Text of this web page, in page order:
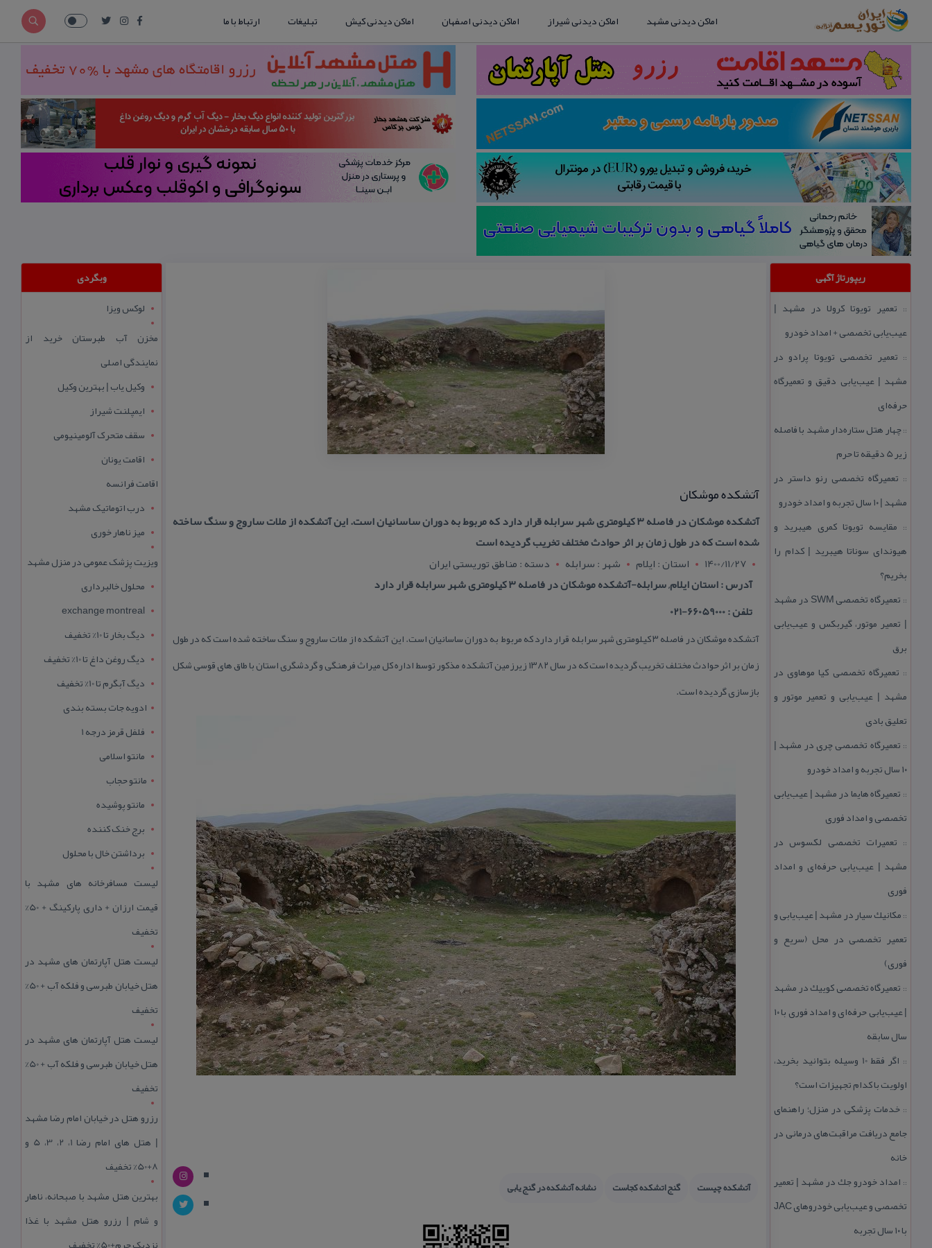
اماکن دیدنی مشهد اماکن دیدنی شیراز اماکن دیدنی اصفهان اماکن دیدنی کیش تبلیغات ارتباط با ما
ریپورتاژ آگهی
:: تعمیر تویوتا كرولا در مشهد |
عیب‌یابی تخصصی + امداد خودرو
:: تعمیر تخصصی تویوتا پرادو در
مشهد | عیب‌یابی دقیق و تعمیرگاه
حرفه‌ای
::چهار هتل‌ ستاره‌دار مشهد با فاصله
زیر 5 دقیقه تا حرم
:: تعمیرگاه تخصصی رنو داستر در
مشهد | ۱۰ سال تجربه و امداد خودرو
:: مقایسه تویوتا كمری هیبرید و
هیوندای سوناتا هیبرید | كدام را
بخریم؟
::
تعمیرگاه تخصصی SWM در مشهد
| تعمیر موتور، گیربكس و عیب‌یابی
برق
:: تعمیرگاه تخصصی كیا موهاوی در
مشهد | عیب‌یابی و تعمیر موتور و
تعلیق بادی
:: تعمیرگاه تخصصی چری در مشهد |
۱۰ سال تجربه و امداد خودرو
:: تعمیرگاه هایما در مشهد | عیب‌یابی
تخصصی و امداد فوری
:: تعمیرات تخصصی لكسوس در
مشهد | عیب‌یابی حرفه‌ای و امداد
فوری
:: مكانیك سیار در مشهد | عیب‌یابی و
تعمیر تخصصی در محل (سریع و
فوری)
:: تعمیرگاه تخصصی كوییك در مشهد
| عیب‌یابی حرفه‌ای و امداد فوری با ۱۰
سال سابقه
::
اگر فقط 10 وسیله بتوانید بخرید،
اولویت با كدام تجهیزات است؟
:: خدمات پزشكی در منزل؛ راهنمای
جامع دریافت مراقبت‌های درمانی در
خانه
:: امداد خودرو جك در مشهد | تعمیر
تخصصی و عیب‌یابی خودروهای JAC
با ۱۰ سال تجربه
آتشكده موشكان
آتشكده موشكان در فاصله ۳ كیلومتری شهر سرابله قرار دارد كه مربوط به دوران ساسانیان است. این آتشكده از ملات ساروج و سنگ ساخته
شده است كه در طول زمان بر اثر حوادث مختلف تخریب گردیده است
1400/11/27
استان : ايلام شهر : سرابله
دسته : مناطق توریستی ایران
آدرس : استان ایلام, سرابله-آتشكده موشكان در فاصله ۳ كیلومتری شهر سرابله قرار دارد
تلفن : 66059000-021
آتشكده موشكان در فاصله ۳ كیلومتری شهر سرابله قرار دارد كه مربوط به دوران ساسانیان است. این آتشكده از ملات ساروج و سنگ ساخته شده است كه در طول
زمان بر اثر حوادث مختلف تخریب گردیده است كه در سال ۱۳۸۲ زیرزمین آتشكده مذكور توسط اداره كل میراث فرهنگی و گردشگری استان با طاق های قوسی شكل
بازسازی گردیده است.
آتشكده چیست گنج اتشكده كجاست نشانه آتشكده در گنج یابی
وبگردی
لوکس ویزا
مخزن آب طبرستان خرید از
نمایندگی اصلی
وکیل یاب | بهترین وکیل
ایمپلنت شیراز
سقف متحرک آلومینیومی
اقامت یونان
اقامت فرانسه
درب اتوماتیک مشهد
میز ناهار خوری
ویزیت پزشک عمومی در منزل مشهد
محلول خالبرداری
exchange montreal
دیگ بخار تا 10% تخفیف
دیگ روغن داغ تا 10% تخفیف
دیگ آبگرم تا 10% تخفیف
ادویه جات بسته بندی
فلفل قرمز درجه 1
مانتو اسلامی
مانتو حجاب
مانتو پوشیده
برج خنک کننده
برداشتن خال با محلول
لیست مسافرخانه های مشهد با
قیمت ارزان + داری پارکینگ + 50%
تخفیف
لیست هتل آپارتمان های مشهد در
هتل خیابان طبرسی و فلکه آب + 50%
تخفیف
لیست هتل آپارتمان های مشهد در
هتل خیابان طبرسی و فلکه آب + 50%
تخفیف
رزرو هتل در خیابان امام رضا مشهد
| هتل‌ های امام رضا 1، 2، 3، 5 و
8+50% تخفیف
بهترین هتل مشهد با صبحانه، ناهار
و شام | رزرو هتل مشهد با غذا